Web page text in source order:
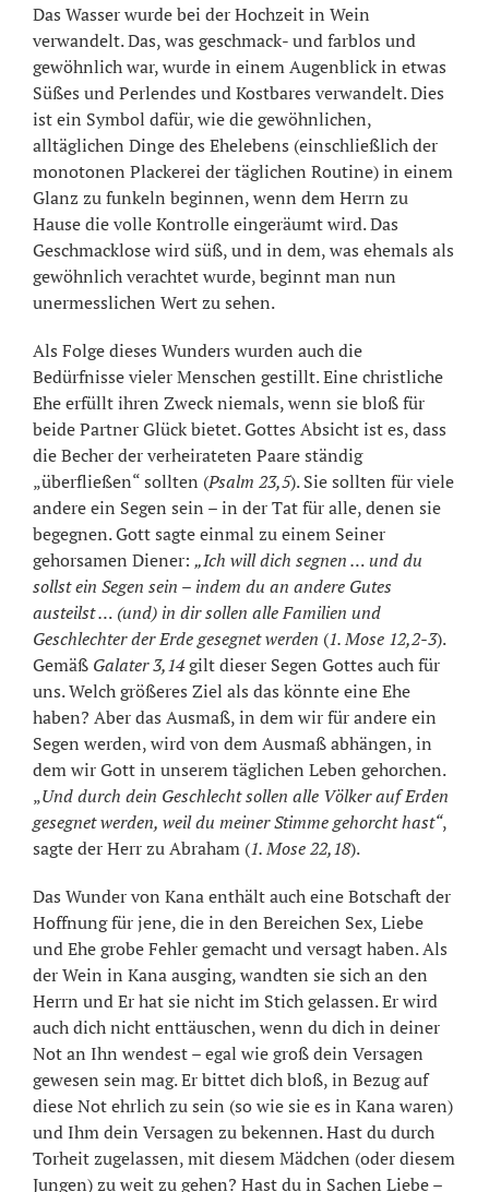
Das Wasser wurde bei der Hochzeit in Wein
verwandelt. Das, was geschmack- und farblos und
gewöhnlich war, wurde in einem Augenblick in etwas
Süßes und Perlendes und Kostbares verwandelt. Dies
ist ein Symbol dafür, wie die gewöhnlichen,
alltäglichen Dinge des Ehelebens (einschließlich der
monotonen Plackerei der täglichen Routine) in einem
Glanz zu funkeln beginnen, wenn dem Herrn zu
Hause die volle Kontrolle eingeräumt wird. Das
Geschmacklose wird süß, und in dem, was ehemals als
gewöhnlich verachtet wurde, beginnt man nun
unermesslichen Wert zu sehen.
Als Folge dieses Wunders wurden auch die
Bedürfnisse vieler Menschen gestillt. Eine christliche
Ehe erfüllt ihren Zweck niemals, wenn sie bloß für
beide Partner Glück bietet. Gottes Absicht ist es, dass
die Becher der verheirateten Paare ständig
„überfließen“ sollten (Psalm 23,5). Sie sollten für viele
andere ein Segen sein – in der Tat für alle, denen sie
begegnen. Gott sagte einmal zu einem Seiner
gehorsamen Diener: „Ich will dich segnen … und du
sollst ein Segen sein – indem du an andere Gutes
austeilst … (und) in dir sollen alle Familien und
Geschlechter der Erde gesegnet werden (1. Mose 12,2-3).
Gemäß Galater 3,14gilt dieser Segen Gottes auch für
uns. Welch größeres Ziel als das könnte eine Ehe
haben? Aber das Ausmaß, in dem wir für andere ein
Segen werden, wird von dem Ausmaß abhängen, in
dem wir Gott in unserem täglichen Leben gehorchen.
„Und durch dein Geschlecht sollen alle Völker auf Erden
gesegnet werden, weil du meiner Stimme gehorcht hast“,
sagte der Herr zu Abraham (1. Mose 22,18).
Das Wunder von Kana enthält auch eine Botschaft der
Hoffnung für jene, die in den Bereichen Sex, Liebe
und Ehe grobe Fehler gemacht und versagt haben. Als
der Wein in Kana ausging, wandten sie sich an den
Herrn und Er hat sie nicht im Stich gelassen. Er wird
auch dich nicht enttäuschen, wenn du dich in deiner
Not an Ihn wendest – egal wie groß dein Versagen
gewesen sein mag. Er bittet dich bloß, in Bezug auf
diese Not ehrlich zu sein (so wie sie es in Kana waren)
und Ihm dein Versagen zu bekennen. Hast du durch
Torheit zugelassen, mit diesem Mädchen (oder diesem
Jungen) zu weit zu gehen? Hast du in Sachen Liebe –